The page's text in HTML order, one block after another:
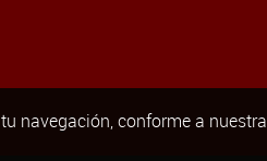
navegación, conforme a nuestra